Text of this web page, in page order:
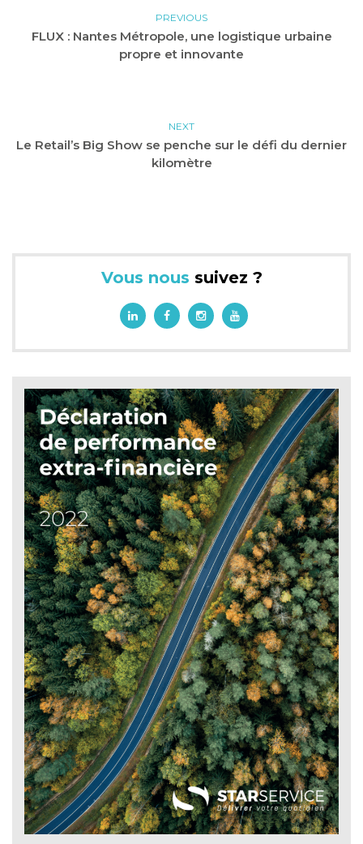
PREVIOUS
FLUX : Nantes Métropole, une logistique urbaine
propre et innovante
NEXT
Le Retail’s Big Show se penche sur le défi du dernier
kilomètre
Vous nous suivez ?